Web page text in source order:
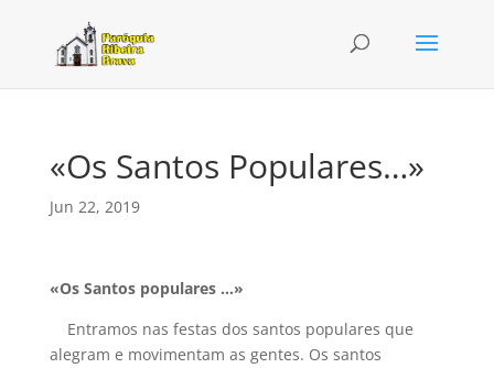
«Os Santos Populares…»
Jun 22, 2019
«Os Santos populares …»
Entramos nas festas dos santos populares que
alegram e movimentam as gentes. Os santos